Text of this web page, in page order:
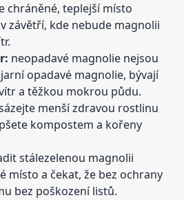
chráněné, teplejší místo
závětří, kde nebude magnolii
neopadavé magnolie nejsou
opadavé magnolie, bývají
a těžkou mokrou půdu.
menší zdravou rostlinu
kompostem a kořeny
stálezelenou magnolii
místo a čekat, že bez ochrany
bez poškození listů.